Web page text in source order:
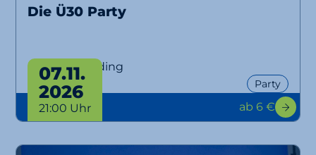
Die Ü30 Party
Ü30 Party Erding
Party
07.11.
2026
21:00 Uhr ab 6 €